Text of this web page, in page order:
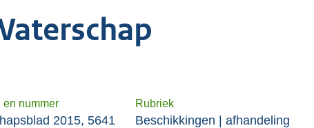
en nummer Rubriek
2015, 5641 Beschikkingen | afhandeling